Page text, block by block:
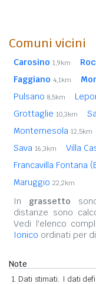
Comuni vicini
Carosino 1,9km
Faggiano 4,1km
Pulsano 8,5km
Grottaglie 10,3km
Montemesola 12,5km
Sava 16,3km Villa
Francavilla Fontana
Maruggio 22,2km
In grassetto
distanze sono
Vedi l'elenco
Ionico ordinati per
Note
Dati stimati. I dati